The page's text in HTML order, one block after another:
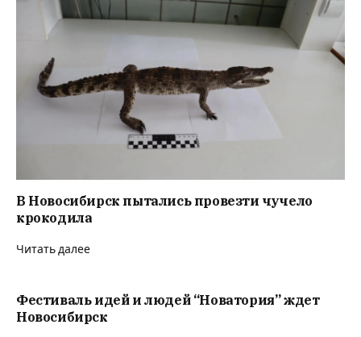
В Новосибирск пытались провезти чучело
крокодила
Читать далее
Фестиваль идей и людей “Новатория” ждет
Новосибирск